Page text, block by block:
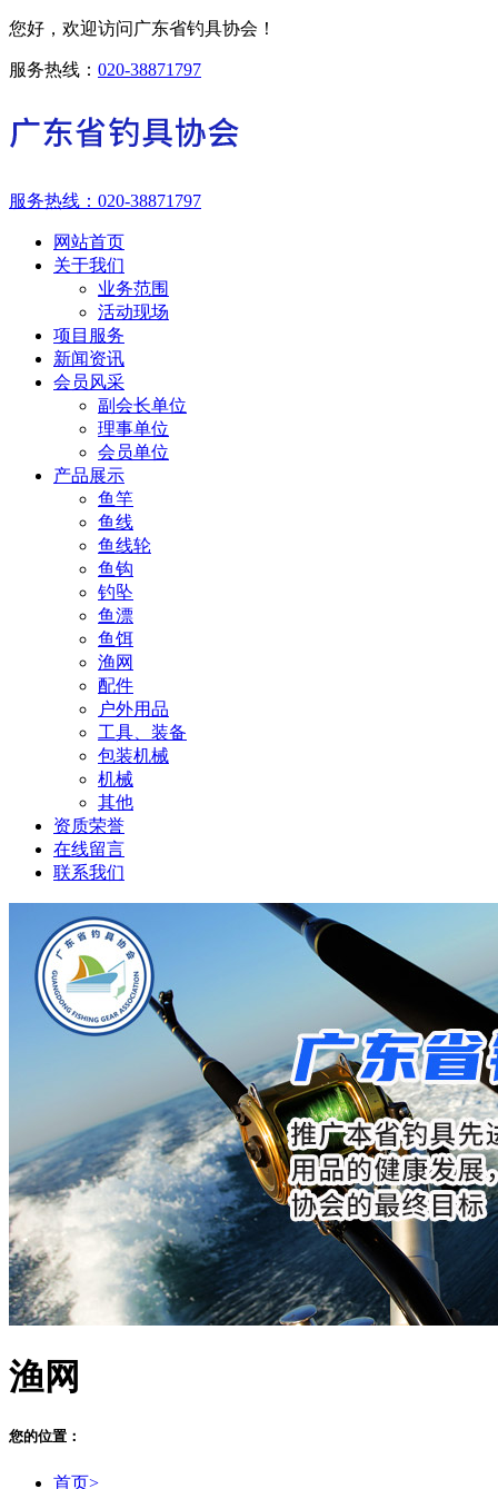
您好，欢迎访问广东省钓具协会！
服务热线： 020-38871797
服务热线： 020-38871797
网站首页
关于我们
业务范围
活动现场
项目服务
新闻资讯
会员风采
副会长单位
理事单位
会员单位
产品展示
鱼竿
鱼线
鱼线轮
鱼钩
钓坠
鱼漂
鱼饵
渔网
配件
户外用品
工具、装备
包装机械
机械
其他
资质荣誉
在线留言
联系我们
渔网
您的位置：
首页>